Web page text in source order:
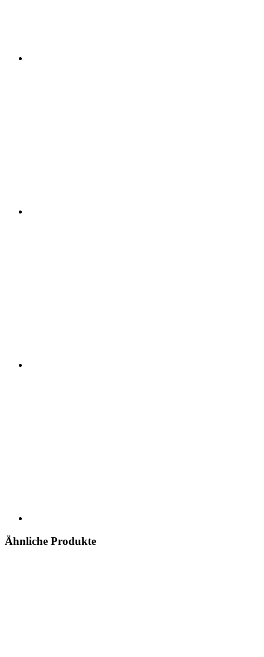
Ähnliche Produkte